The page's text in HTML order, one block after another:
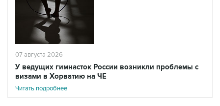
07 августа 2026
У ведущих гимнасток России возникли проблемы с
визами в Хорватию на ЧЕ
Читать подробнее